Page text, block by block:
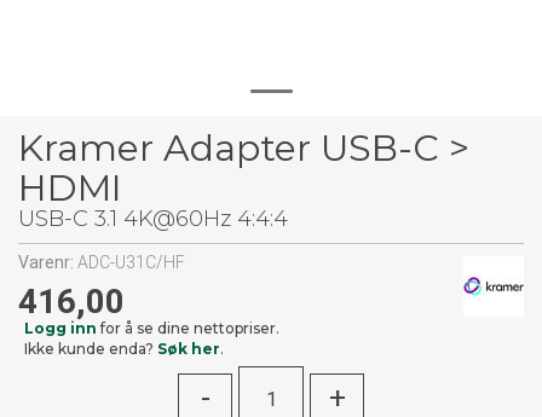
Kramer Adapter USB-C >
HDMI
USB-C 3.1 4K@60Hz 4:4:4
Varenr: ADC-U31C/HF
416,00
Logg inn for å se dine nettopriser.
Ikke kunde enda? Søk her.
- +